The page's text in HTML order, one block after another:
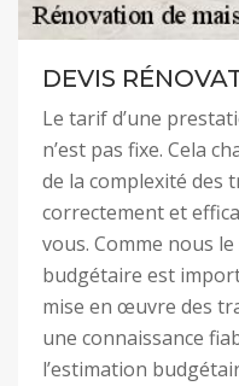
DEVIS
Le tarif d’une
n’est pas fixe. Cela
de la complexité des
correctement et
vous. Comme nous
budgétaire est
mise en œuvre des
une connaissance
l’estimation